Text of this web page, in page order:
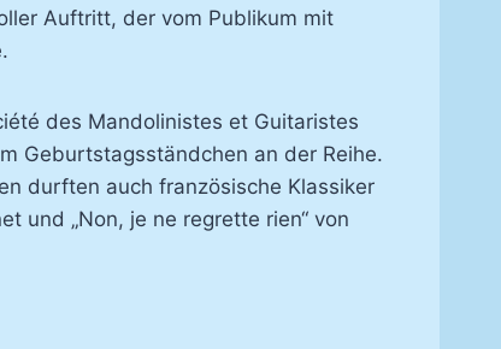
Auftritt, der vom Publikum mit
des Mandolinistes et Guitaristes
Geburtstagsständchen an der Reihe.
durften auch französische Klassiker
und „Non, je ne regrette rien“ von